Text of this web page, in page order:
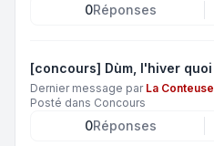
0Réponses
[concours] Dùm, l'hiver quoi
Dernier message par La Conteuse
Posté dans Concours
0Réponses